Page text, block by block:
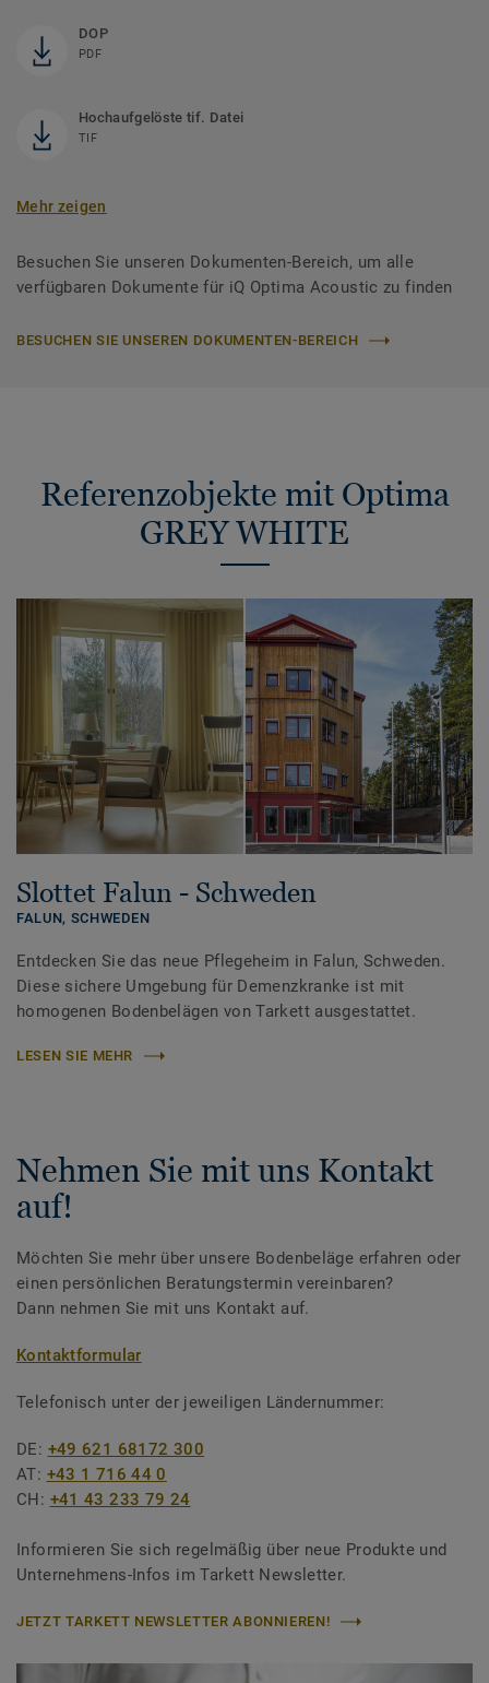
DOP
PDF
Hochaufgelöste tif. Datei
TIF
Mehr zeigen
Besuchen Sie unseren Dokumenten-Bereich, um alle
verfügbaren Dokumente für iQ Optima Acoustic zu finden
BESUCHEN SIE UNSEREN DOKUMENTEN-BEREICH
Referenzobjekte mit Optima
GREY WHITE
Slottet Falun - Schweden
FALUN, SCHWEDEN
Entdecken Sie das neue Pflegeheim in Falun, Schweden.
Diese sichere Umgebung für Demenzkranke ist mit
homogenen Bodenbelägen von Tarkett ausgestattet.
LESEN SIE MEHR
Nehmen Sie mit uns Kontakt
auf!
Möchten Sie mehr über unsere Bodenbeläge erfahren oder
einen persönlichen Beratungstermin vereinbaren?
Dann nehmen Sie mit uns Kontakt auf.
Kontaktformular
Telefonisch unter der jeweiligen Ländernummer:
DE: +49 621 68172 300
AT: +43 1 716 44 0
CH: +41 43 233 79 24
Informieren Sie sich regelmäßig über neue Produkte und
Unternehmens-Infos im Tarkett Newsletter.
JETZT TARKETT NEWSLETTER ABONNIEREN!